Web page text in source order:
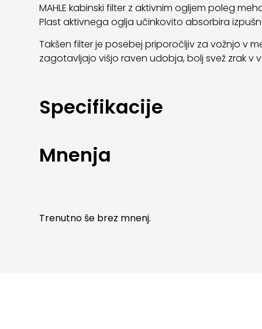
MAHLE kabinski filter z aktivnim ogljem poleg
Plast aktivnega oglja učinkovito absorbira
Takšen filter je posebej priporočljiv za vožnjo v
zagotavljajo višjo raven udobja, bolj svež zrak
Specifikacije
Mnenja
Trenutno še brez mnenj.